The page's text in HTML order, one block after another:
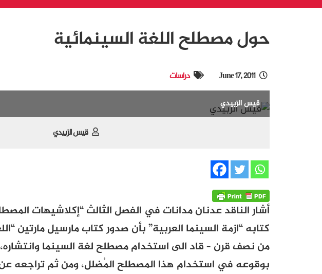
حول مصطلح اللغة السينمائية
June 17, 2011 دراسات
قيس الزبيدي
قيس الزبيدي
أشار الناقد عدنان مدانات في الفصل الثالث “إكلاشيهات
كتابه “ازمة السينما العربية” بأن صدور كتاب مارسيل مارتين
من نصف قرن – قاد الى استخدام مصطلح لغة السينما
بوقوعه في استخدام هذا المصطلح المُضلل، ومن ثم تراجعه